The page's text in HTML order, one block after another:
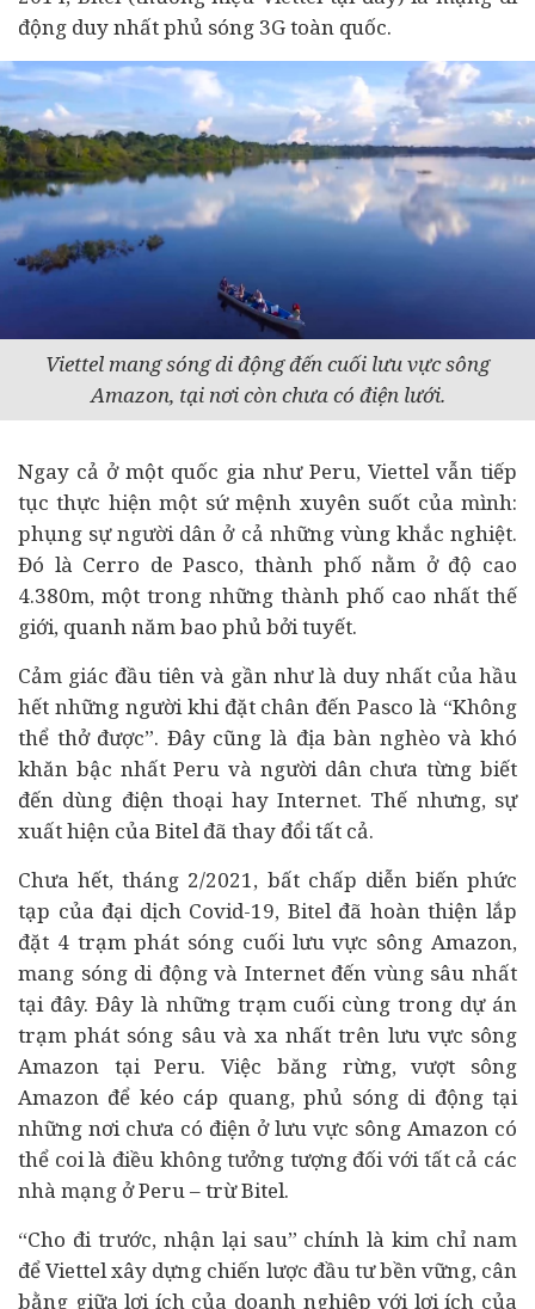
động duy nhất phủ sóng 3G toàn quốc.
Viettel mang sóng di động đến cuối lưu vực sông
Amazon, tại nơi còn chưa có điện lưới.
Ngay cả ở một quốc gia như Peru, Viettel vẫn tiếp
tục thực hiện một sứ mệnh xuyên suốt của mình:
phụng sự người dân ở cả những vùng khắc nghiệt.
Đó là Cerro de Pasco, thành phố nằm ở độ cao
4.380m, một trong những thành phố cao nhất thế
giới, quanh năm bao phủ bởi tuyết.
Cảm giác đầu tiên và gần như là duy nhất của hầu
hết những người khi đặt chân đến Pasco là “Không
thể thở được”. Đây cũng là địa bàn nghèo và khó
khăn bậc nhất Peru và người dân chưa từng biết
đến dùng điện thoại hay Internet. Thế nhưng, sự
xuất hiện của Bitel đã thay đổi tất cả.
Chưa hết, tháng 2/2021, bất chấp diễn biến phức
tạp của đại dịch Covid-19, Bitel đã hoàn thiện lắp
đặt 4 trạm phát sóng cuối lưu vực sông Amazon,
mang sóng di động và Internet đến vùng sâu nhất
tại đây. Đây là những trạm cuối cùng trong dự án
trạm phát sóng sâu và xa nhất trên lưu vực sông
Amazon tại Peru. Việc băng rừng, vượt sông
Amazon để kéo cáp quang, phủ sóng di động tại
những nơi chưa có điện ở lưu vực sông Amazon có
thể coi là điều không tưởng tượng đối với tất cả các
nhà mạng ở Peru – trừ Bitel.
“Cho đi trước, nhận lại sau” chính là kim chỉ nam
để Viettel xây dựng chiến lược đầu tư bền vững, cân
bằng giữa lợi ích của doanh nghiệp với lợi ích của